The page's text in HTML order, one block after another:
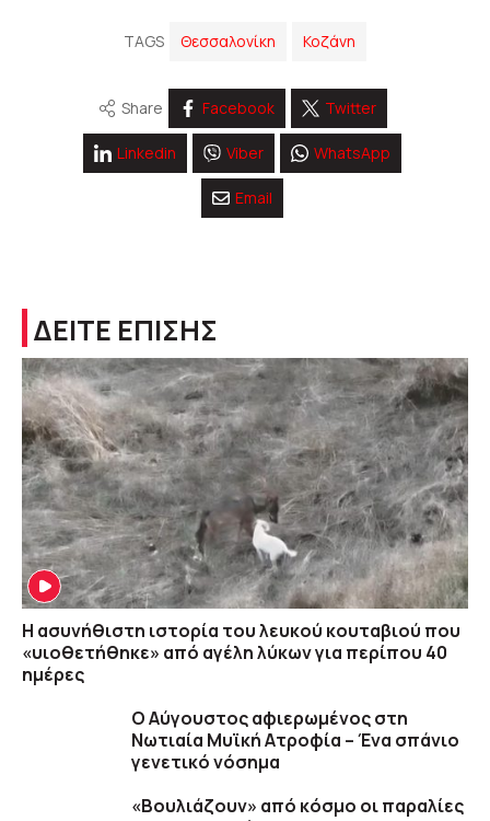
TAGS Θεσσαλονίκη Κοζάνη
Share Facebook Twitter
Linkedin Viber WhatsApp
Email
ΔΕΙΤΕ ΕΠΙΣΗΣ
Η ασυνήθιστη ιστορία του λευκού κουταβιού που
«υιοθετήθηκε» από αγέλη λύκων για περίπου 40
ημέρες
Ο Αύγουστος αφιερωμένος στη
Νωτιαία Μυϊκή Ατροφία – Ένα σπάνιο
γενετικό νόσημα
«Βουλιάζουν» από κόσμο οι παραλίες